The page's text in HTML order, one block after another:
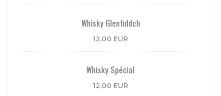
Whisky Glenfiddch
12,00 EUR
Whisky Spécial
12,00 EUR